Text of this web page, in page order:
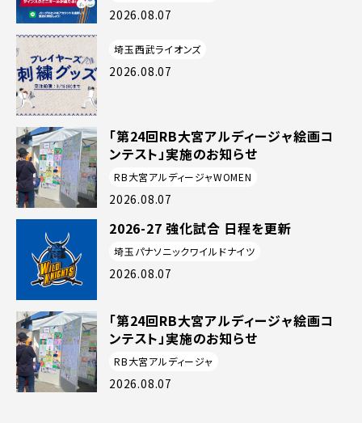
2026.08.07
埼玉西武ライオンズ
2026.08.07
「第24回RB大宮アルディージャ絵画コ
ンテスト」実施のお知らせ
RB大宮アルディージャWOMEN
2026.08.07
2026-27 強化試合 日程を更新
埼玉パナソニックワイルドナイツ
2026.08.07
「第24回RB大宮アルディージャ絵画コ
ンテスト」実施のお知らせ
RB大宮アルディージャ
2026.08.07